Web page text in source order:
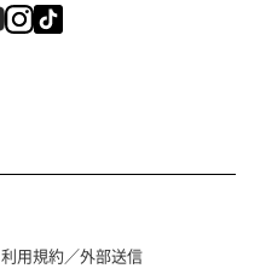
利用規約／外部送信